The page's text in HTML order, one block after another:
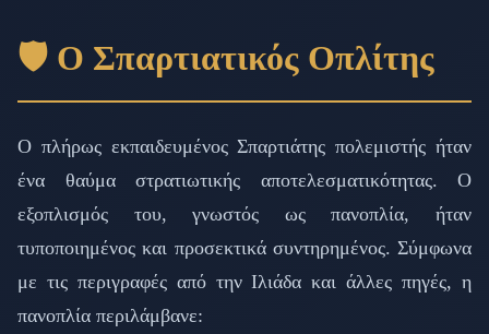
🛡️ Ο Σπαρτιατικός Οπλίτης
Ο πλήρως εκπαιδευμένος Σπαρτιάτης πολεμιστής ήταν
ένα θαύμα στρατιωτικής αποτελεσματικότητας. Ο
εξοπλισμός του, γνωστός ως πανοπλία, ήταν
τυποποιημένος και προσεκτικά συντηρημένος. Σύμφωνα
με τις περιγραφές από την Ιλιάδα και άλλες πηγές, η
πανοπλία περιλάμβανε: